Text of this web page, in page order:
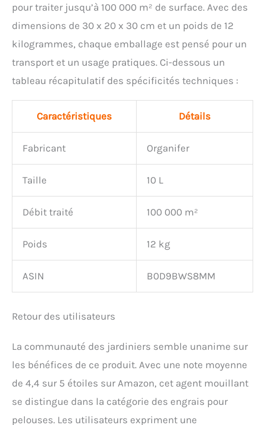
pour traiter jusqu’à 100 000 m² de surface. Avec des
dimensions de 30 x 20 x 30 cm et un poids de 12
kilogrammes, chaque emballage est pensé pour un
transport et un usage pratiques. Ci-dessous un
tableau récapitulatif des spécificités techniques :
Caractéristiques Détails
Fabricant Organifer
Taille 10 L
Débit traité 100 000 m²
Poids 12 kg
ASIN B0D9BWS8MM
Retour des utilisateurs
La communauté des jardiniers semble unanime sur
les bénéfices de ce produit. Avec une note moyenne
de 4,4 sur 5 étoiles sur Amazon, cet agent mouillant
se distingue dans la catégorie des engrais pour
pelouses. Les utilisateurs expriment une